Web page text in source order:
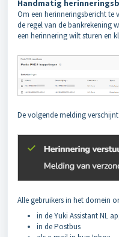
Handmatig
Om een herinneringsbericht te
de regel van de bankrekening
een herinnering wilt sturen en
De volgende melding
Alle gebruikers in het domein
in de Yuki Assistant NL
in de Postbus